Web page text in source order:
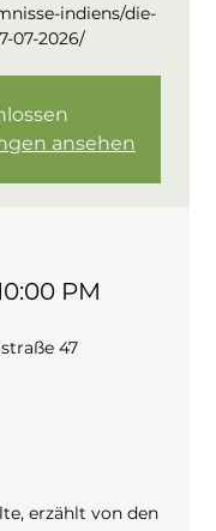
indiens/die-
07-2026/
ansehen
PM
47
erzählt von den